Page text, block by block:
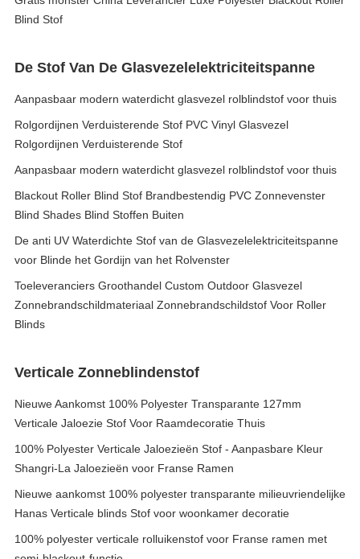
Blind Stof
De Stof Van De Glasvezelelektriciteitspanne
Aanpasbaar modern waterdicht glasvezel rolblindstof voor thuis
Rolgordijnen Verduisterende Stof PVC Vinyl Glasvezel
Rolgordijnen Verduisterende Stof
Aanpasbaar modern waterdicht glasvezel rolblindstof voor thuis
Blackout Roller Blind Stof Brandbestendig PVC Zonnevenster
Blind Shades Blind Stoffen Buiten
De anti UV Waterdichte Stof van de Glasvezelelektriciteitspanne
voor Blinde het Gordijn van het Rolvenster
Toeleveranciers Groothandel Custom Outdoor Glasvezel
Zonnebrandschildmateriaal Zonnebrandschildstof Voor Roller
Blinds
Verticale Zonneblindenstof
Nieuwe Aankomst 100% Polyester Transparante 127mm
Verticale Jaloezie Stof Voor Raamdecoratie Thuis
100% Polyester Verticale Jaloezieën Stof - Aanpasbare Kleur
Shangri-La Jaloezieën voor Franse Ramen
Nieuwe aankomst 100% polyester transparante milieuvriendelijke
Hanas Verticale blinds Stof voor woonkamer decoratie
100% polyester verticale rolluikenstof voor Franse ramen met